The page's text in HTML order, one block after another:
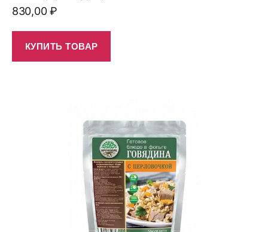
830,00₽
КУПИТЬ ТОВАР